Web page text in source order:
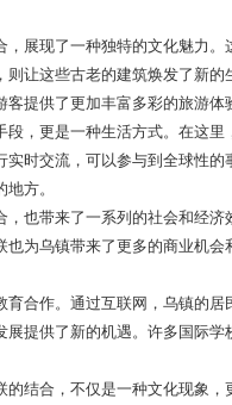
展现了一种独特的文化魅力
让这些古老的建筑焕发了新
提供了更加丰富多彩的旅游体
，更是一种生活方式。在这
时交流，可以参与到全球性
方。
也带来了一系列的社会和经
为乌镇带来了更多的商业机
合作。通过互联网，乌镇的
提供了新的机遇。许多国际
结合，不仅是一种文化现象